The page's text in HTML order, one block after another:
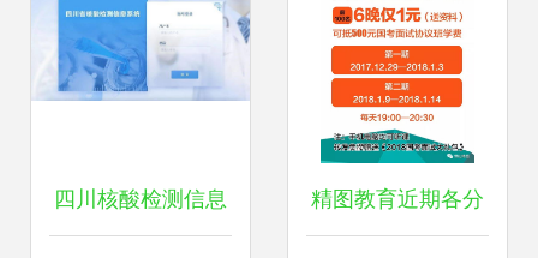
四川核酸检测信息 精图教育近期各分